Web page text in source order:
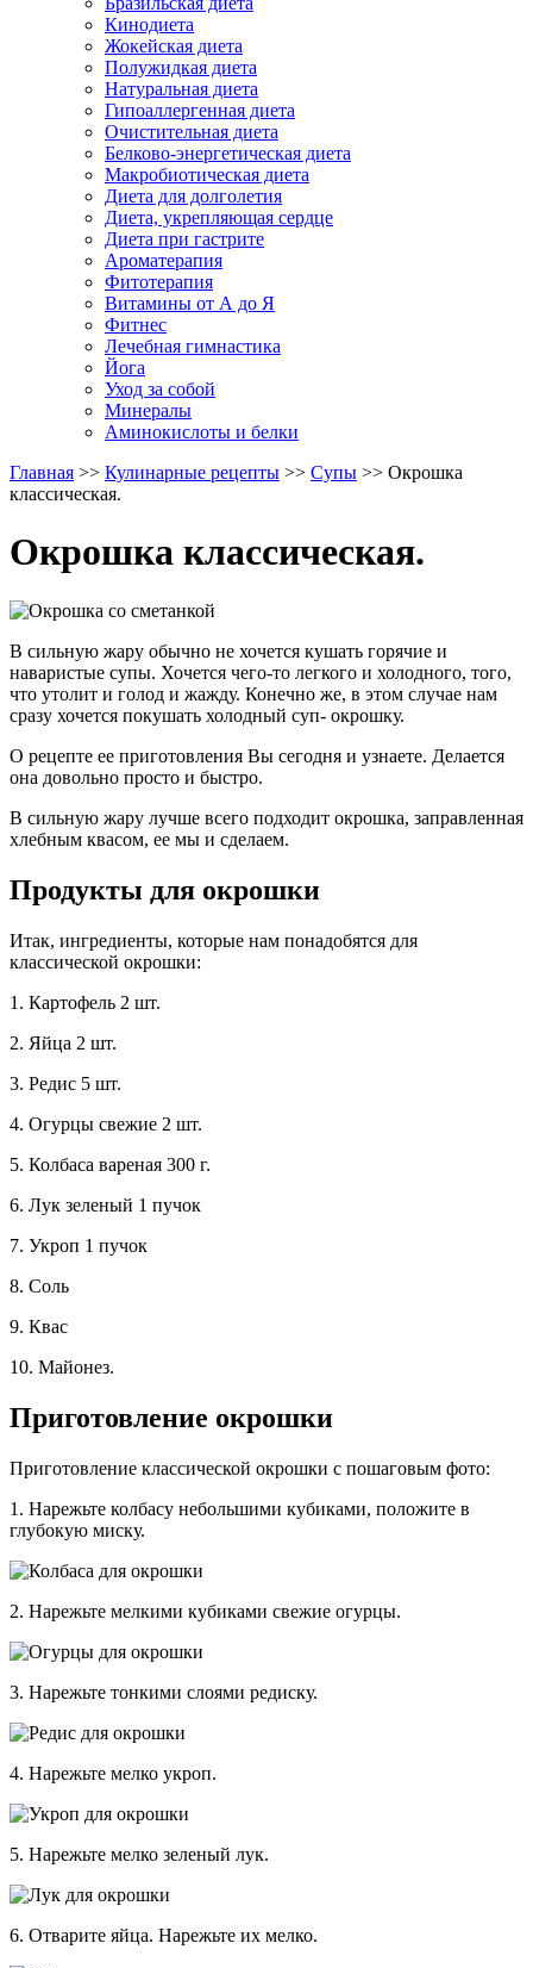
Кинодиета
Жокейская диета
Полужидкая диета
Натуральная диета
Гипоаллергенная диета
Очистительная диета
Белково-энергетическая диета
Макробиотическая диета
Диета для долголетия
Диета, укрепляющая сердце
Диета при гастрите
Ароматерапия
Фитотерапия
Витамины от А до Я
Фитнес
Лечебная гимнастика
Йога
Уход за собой
Минералы
Аминокислоты и белки
Главная >> Кулинарные рецепты >> Супы >> Окрошка
классическая.
Окрошка классическая.
В сильную жару обычно не хочется кушать горячие и
наваристые супы. Хочется чего-то легкого и холодного, того,
что утолит и голод и жажду. Конечно же, в этом случае нам
сразу хочется покушать холодный суп- окрошку.
О рецепте ее приготовления Вы сегодня и узнаете. Делается
она довольно просто и быстро.
В сильную жару лучше всего подходит окрошка, заправленная
хлебным квасом, ее мы и сделаем.
Продукты для окрошки
Итак, ингредиенты, которые нам понадобятся для
классической окрошки:
1. Картофель 2 шт.
2. Яйца 2 шт.
3. Редис 5 шт.
4. Огурцы свежие 2 шт.
5. Колбаса вареная 300 г.
6. Лук зеленый 1 пучок
7. Укроп 1 пучок
8. Соль
9. Квас
10. Майонез.
Приготовление окрошки
Приготовление классической окрошки с пошаговым фото:
1. Нарежьте колбасу небольшими кубиками, положите в
глубокую миску.
2. Нарежьте мелкими кубиками свежие огурцы.
3. Нарежьте тонкими слоями редиску.
4. Нарежьте мелко укроп.
5. Нарежьте мелко зеленый лук.
6. Отварите яйца. Нарежьте их мелко.